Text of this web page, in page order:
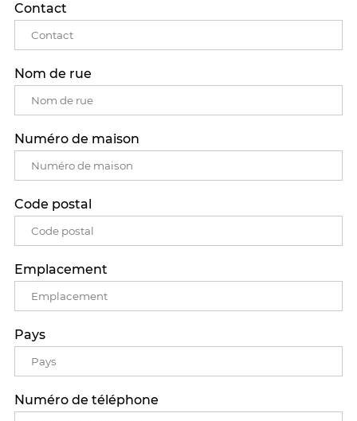
Contact
Nom de rue
Numéro de maison
Code postal
Emplacement
Pays
Numéro de téléphone